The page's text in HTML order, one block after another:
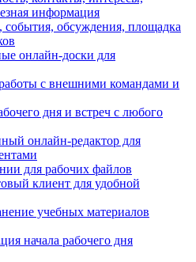
информация
события, обсуждения, площадка
онлайн-доски для
с внешними командами и
дня и встреч с любого
онлайн-редактор для
для рабочих файлов
клиент для удобной
учебных материалов
начала рабочего дня